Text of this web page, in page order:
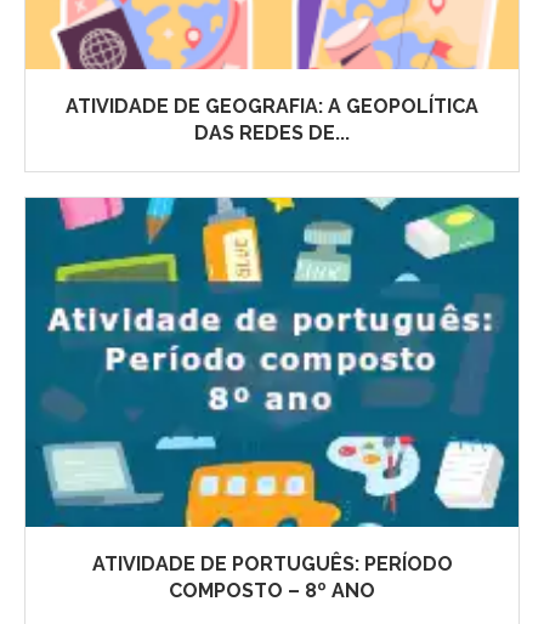
ATIVIDADE DE GEOGRAFIA: A GEOPOLÍTICA
DAS REDES DE...
ATIVIDADE DE PORTUGUÊS: PERÍODO
COMPOSTO – 8º ANO